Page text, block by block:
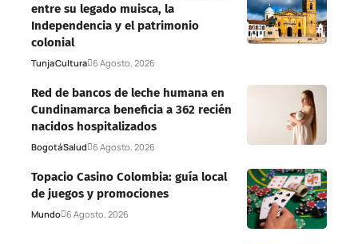
entre su legado muisca, la
Independencia y el patrimonio
colonial
TunjaCultura 6 Agosto, 2026
Red de bancos de leche humana en
Cundinamarca beneficia a 362 recién
nacidos hospitalizados
BogotáSalud 6 Agosto, 2026
Topacio Casino Colombia: guía local
de juegos y promociones
Mundo 6 Agosto, 2026